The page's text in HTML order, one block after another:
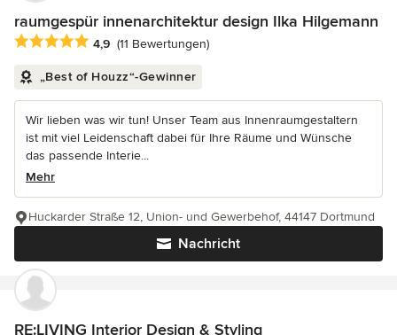
raumgespür innenarchitektur design Ilka Hilgemann
Durchschnittliche Bewertung: 4.9 von 5 Sternen
4,9 (11 Bewertungen)
„Best of Houzz“-Gewinner
Wir lieben was wir tun! Unser Team aus Innenraumgestaltern
ist mit viel Leidenschaft dabei für Ihre Räume und Wünsche
das passende Interie...
Mehr
Nachricht
Huckarder Straße 12, Union- und Gewerbehof, 44147 Dortmund
RE:LIVING Interior Design & Styling